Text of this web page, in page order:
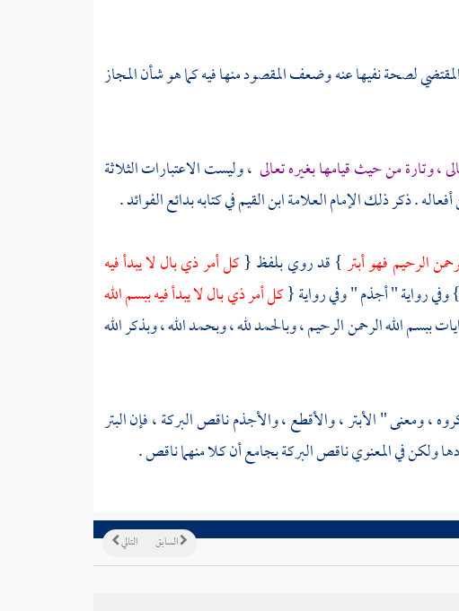
لصحة نفيها عنه وضعف المقصود منها فيه كما هو شأن المجاز
وتارة من حيث قيامها بغيره تعالى ، وليست الاعتبارات الثلاثة
. ذكر ذلك الإمام العلامةابن القيمفي كتابه بدائع الفوائد .
الرحيم فهو أبتر} قد روي بلفظ {كل أمر ذي بال لا يبدأ فيه
} وفي رواية " أجذم " وفي رواية {كل أمر ذي بال لا يبدأ فيه ببسم الله
ببسم الله الرحمن الرحيم ، وبالحمد لله ، وبحمد الله ، وبذكر الله
" الأبتر ، والأقطع ، والأجذم ناقص البركة ، فإن البتر
ولكن في المعنوي ناقص البركة بجامع أن كلا منهما ناقص .
التالي السابق